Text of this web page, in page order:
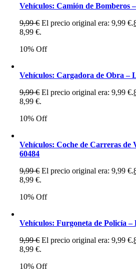
Vehículos: Camión de Bomberos
9,99€ El precio original era: 9,99 €.
8,99 €.
10% Off
Vehículos: Cargadora de Obra –
9,99€ El precio original era: 9,99 €.
8,99 €.
10% Off
Vehículos: Coche de Carreras de
60484
9,99€ El precio original era: 9,99 €.
8,99 €.
10% Off
Vehículos: Furgoneta de Policía –
9,99€ El precio original era: 9,99 €.
8,99 €.
10% Off